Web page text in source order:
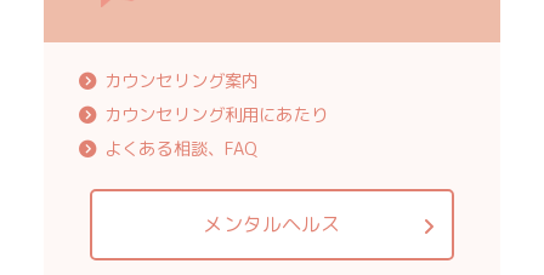
カウンセリング案内
カウンセリング利用にあたり
よくある相談、FAQ
メンタルヘルス